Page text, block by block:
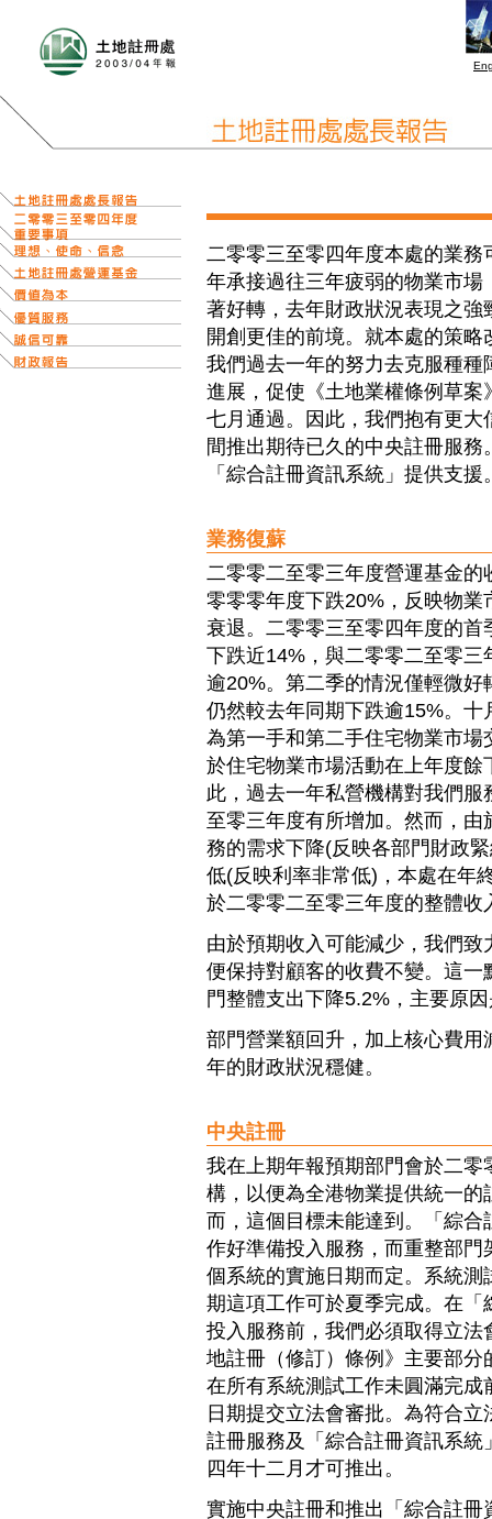
二零零三至零四年度本處的業務
年承接過往三年疲弱的物業市場
著好轉，去年財政狀況表現之強
開創更佳的前境。就本處的策
我們過去一年的努力去克服種種
進展，促使《土地業權條例草案
七月通過。因此，我們抱有更大
間推出期待已久的中央註冊服
「綜合註冊資訊系統」提供支援
業務復蘇
二零零二至零三年度營運基金的
零零零年度下跌20%，反映物業
衰退。二零零三至零四年度的首
下跌近14%，與二零零二至零三
逾20%。第二季的情況僅輕微好
仍然較去年同期下跌逾15%。十
為第一手和第二手住宅物業市場
於住宅物業市場活動在上年度餘
此，過去一年私營機構對我們服
至零三年度有所增加。然而，由
務的需求下降(反映各部門財政
低(反映利率非常低)，本處在年
於二零零二至零三年度的整體收
由於預期收入可能減少，我們致
便保持對顧客的收費不變。這一
門整體支出下降5.2%，主要原
部門營業額回升，加上核心費用
年的財政狀況穩健。
中央註冊
我在上期年報預期部門會於二零
構，以便為全港物業提供統一的
而，這個目標未能達到。「綜合
作好準備投入服務，而重整部門
個系統的實施日期而定。系統測
期這項工作可於夏季完成。在「
投入服務前，我們必須取得立法
地註冊（修訂）條例》主要部分
在所有系統測試工作未圓滿完成
日期提交立法會審批。為符合
註冊服務及「綜合註冊資訊系統
四年十二月才可推出。
實施中央註冊和推出「綜合註冊